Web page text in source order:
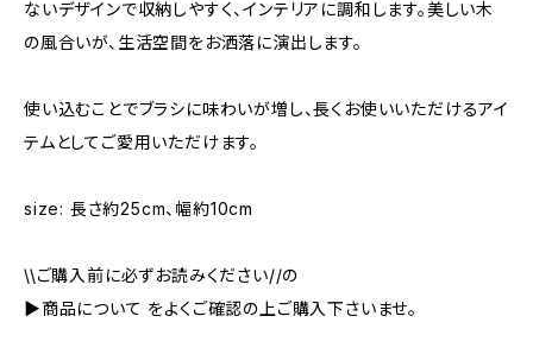
ないデザインで収納しやすく、インテリアに調和します。美しい木
の風合いが、生活空間をお洒落に演出します。
使い込むことでブラシに味わいが増し、長くお使いいただけるアイ
テムとしてご愛用いただけます。
size: 長さ約25cm、幅約10cm
\\ご購入前に必ずお読みください//の
▶︎商品について をよくご確認の上ご購入下さいませ。